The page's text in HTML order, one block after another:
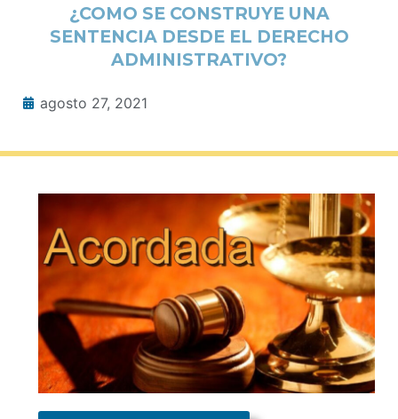
¿COMO SE CONSTRUYE UNA
SENTENCIA DESDE EL DERECHO
ADMINISTRATIVO?
agosto 27, 2021